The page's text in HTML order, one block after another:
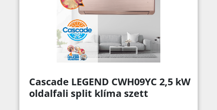
Cascade LEGEND CWH09YC 2,5 kW
oldalfali split klíma szett